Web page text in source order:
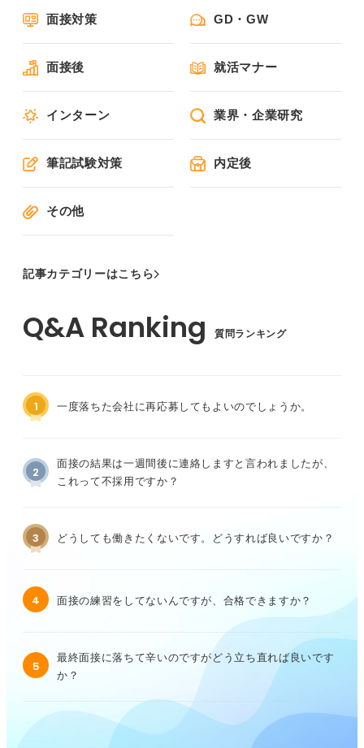
面接対策 GD・GW
面接後 就活マナー
インターン 業界・企業研究
筆記試験対策 内定後
その他
記事カテゴリーはこちら
質問ランキング
1 一度落ちた会社に再応募してもよいのでしょうか。
2
面接の結果は一週間後に連絡しますと言われましたが、
これって不採用ですか？
3 どうしても働きたくないです。どうすれば良いですか？
4 面接の練習をしてないんですが、合格できますか？
5
最終面接に落ちて辛いのですがどう立ち直れば良いです
か？